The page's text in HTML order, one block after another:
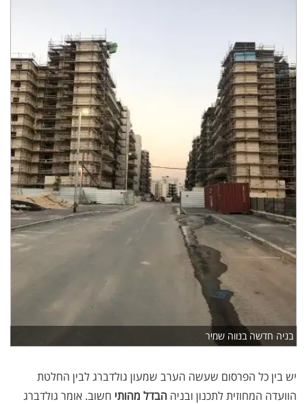
בניה חדשה בנווה שמיר
יש בין כל הפרסום שעשה הערב שמעון גולדברג לבין החלטת
הוועדה המחוזית לתכנון ובניה הבדל מהותי חשוב. אומר גולדברג